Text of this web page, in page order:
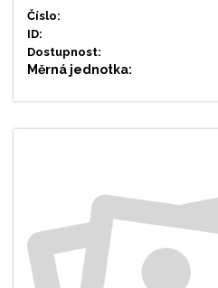
Číslo:
ID:
Dostupnost:
Měrná jednotka: